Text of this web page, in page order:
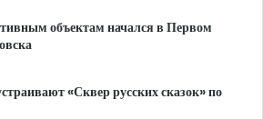
объектам начался в Первом
«Сквер русских сказок» по